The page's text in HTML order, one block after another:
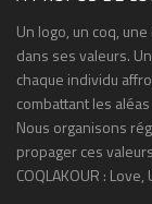
Un logo, un coq,
dans ses valeurs.
chaque individu
combattant les
Nous organisons
propager ces
COQLAKOUR :